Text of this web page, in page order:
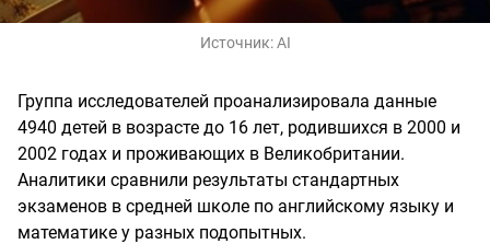
Источник:AI
Группа исследователей проанализировала данные
4940 детей в возрасте до 16 лет, родившихся в 2000 и
2002 годах и проживающих в Великобритании.
Аналитики сравнили результаты стандартных
экзаменов в средней школе по английскому языку и
математике у разных подопытных.